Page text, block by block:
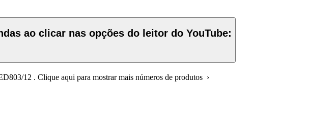
ao clicar nas opções do leitor do YouTube:
12 . Clique aqui para mostrar mais números de produtos ›